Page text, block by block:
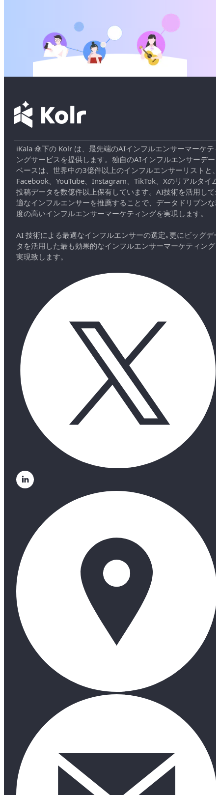
iKala 傘下の Kolr は、最先端のAIインフルエンサーマーケテ
ングサービスを提供します。独自のAIインフルエンサーデー
ベースは、世界中の3億件以上のインフルエンサーリストと、
Facebook、YouTube、Instagram、TikTok、Xのリアルタイム
投稿データを数億件以上保有しています。AI技術を活用して
適なインフルエンサーを推薦することで、データドリブンな
度の高いインフルエンサーマーケティングを実現します。
AI 技術による最適なインフルエンサーの選定｡更にビッグデ
タを活用した最も効果的なインフルエンサーマーケティング
実現致します。